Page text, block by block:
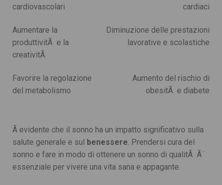
cardiovascolari
cardiaci
Aumentare la
produttivitÃ e la
creativitÃ
Diminuzione delle prestazioni
lavorative e scolastiche
Favorire la regolazione
del metabolismo
Aumento del rischio di
obesitÃ e diabete
Ã evidente che il sonno ha un impatto significativo sulla
salute generale e sul
benessere. Prendersi cura del
sonno e fare in modo di ottenere un sonno di qualitÃ Ã¨
essenziale per vivere una vita sana e appagante.